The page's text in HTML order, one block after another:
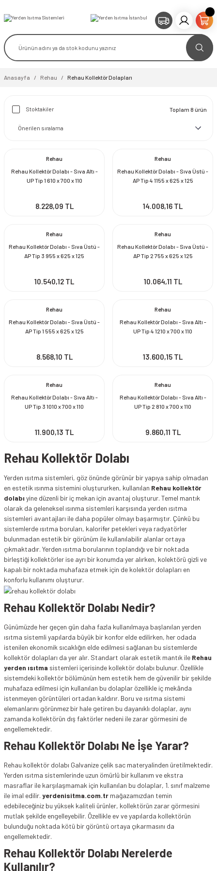
Anasayfa Rehau Rehau Kollektör Dolapları
Stoktakiler Toplam 8 ürün
Rehau
Rehau Kollektör Dolabı - Sıva Altı -
UP Tip 1 610 x 700 x 110
8.228,09 TL
Rehau
Rehau Kollektör Dolabı - Sıva Üstü -
AP Tip 4 1155 x 625 x 125
14.008,16 TL
Rehau
Rehau Kollektör Dolabı - Sıva Üstü -
AP Tip 3 955 x 625 x 125
10.540,12 TL
Rehau
Rehau Kollektör Dolabı - Sıva Üstü -
AP Tip 2 755 x 625 x 125
10.064,11 TL
Rehau
Rehau Kollektör Dolabı - Sıva Üstü -
AP Tip 1 555 x 625 x 125
8.568,10 TL
Rehau
Rehau Kollektör Dolabı - Sıva Altı -
UP Tip 4 1210 x 700 x 110
13.600,15 TL
Rehau
Rehau Kollektör Dolabı - Sıva Altı -
UP Tip 3 1010 x 700 x 110
11.900,13 TL
Rehau
Rehau Kollektör Dolabı - Sıva Altı -
UP Tip 2 810 x 700 x 110
9.860,11 TL
Rehau Kollektör Dolabı
Yerden ısıtma sistemleri, göz önünde görünür bir yapıya sahip olmadan
en estetik ısınma sistemini oluştururken, kullanılan Rehau kollektör
dolabı yine düzenli bir iç mekan için avantaj oluşturur. Temel mantık
olarak da geleneksel ısınma sistemleri karşısında yerden ısıtma
sistemleri avantajları ile daha popüler olmayı başarmıştır. Çünkü bu
sistemlerde ısıtma boruları, kalorifer petekleri veya radyatörler
bulunmadan estetik bir görünüm ile kullanılabilir alanlar ortaya
çıkmaktadır. Yerden ısıtma borularının toplandığı ve bir noktada
birleştiği kollektörler ise ayrı bir konumda yer alırken, kolektörü gizli ve
kapalı bir noktada muhafaza etmek için de kolektör dolapları en
konforlu kullanımı oluşturur.
Rehau Kollektör Dolabı Nedir?
Günümüzde her geçen gün daha fazla kullanılmaya başlanılan yerden
ısıtma sistemli yapılarda büyük bir konfor elde edilirken, her odada
istenilen ekonomik sıcaklığın elde edilmesi sağlanan bu sistemlerde
kollektör dolapları da yer alır. Standart olarak estetik mantık ile Rehau
yerden ısıtma sistemleri içerisinde kollektör dolabı bulunur. Özellikle
sistemdeki kollektör bölümünün hem estetik hem de güvenilir bir şekilde
muhafaza edilmesi için kullanılan bu dolaplar özellikle iç mekânda
istenmeyen görüntüleri ortadan kaldırır. Boru ve ısıtma sistemi
elemanlarını görünmez bir hale getiren bu dayanıklı dolaplar, aynı
zamanda kollektörün dış faktörler nedeni ile zarar görmesini de
engellemektedir.
Rehau Kollektör Dolabı Ne İşe Yarar?
Rehau kollektör dolabı Galvanize çelik sac materyalinden üretilmektedir.
Yerden ısıtma sistemlerinde uzun ömürlü bir kullanım ve ekstra
masraflar ile karşılaşmamak için kullanılan bu dolaplar, 1. sınıf malzeme
ile imal edilir. yerdenisitma.com.tr mağazamızdan temin
edebileceğiniz bu yüksek kaliteli ürünler, kollektörün zarar görmesini
mutlak şekilde engelleyebilir. Özellikle ev ve yapılarda kollektörün
bulunduğu noktada kötü bir görüntü ortaya çıkarmasını da
engellemektedir.
Rehau Kollektör Dolabı Nerelerde
Kullanılır?